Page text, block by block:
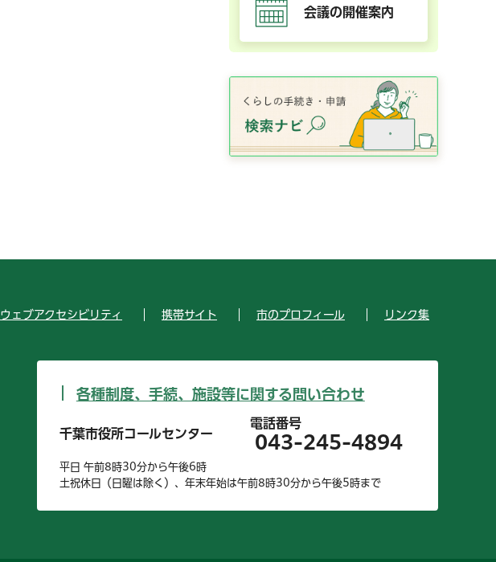
会議の開催案内
ウェブアクセシビリティ 携帯サイト 市のプロフィール リンク集
各種制度、手続、施設等に関する問い合わせ
千葉市役所コールセンター
電話番号
043-245-4894
平日 午前8時30分から午後6時
土祝休日（日曜は除く）、年末年始は午前8時30分から午後5時まで